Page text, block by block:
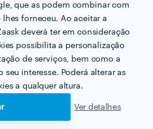
que as podem combinar com
forneceu. Ao aceitar a
deverá ter em consideração
possibilita a personalização
de serviços, bem como a
seu interesse. Poderá alterar as
a qualquer altura.
Ver detalhes
em poucas horas.
por AJ remodelações
Pintores em seixal